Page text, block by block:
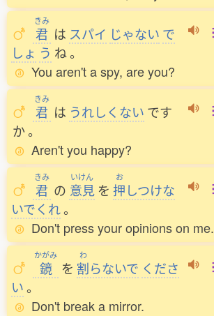
きみ
君 は スパイ じゃない で
しょ う ね。
You aren't a spy, are you?
きみ
君 は うれしくない です
か。
Aren't you happy?
きみ
君 の
いけん
意見 を
お
押しつけな
いでくれ。
Don't press your opinions on me.
かがみ
鏡 を
わ
割らないで くださ
い。
Don't break a mirror.